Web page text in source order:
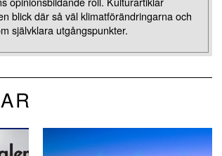
blick där så väl klimatförändringarna och
självklara utgångspunkter.